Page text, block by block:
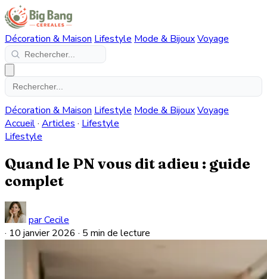
Décoration & Maison Lifestyle Mode & BijouxVoyage
Décoration & Maison Lifestyle Mode & BijouxVoyage
Accueil· Articles · Lifestyle
Lifestyle
Quand le PN vous dit adieu : guide
complet
par Cecile
· 10 janvier 2026 · 5 min de lecture